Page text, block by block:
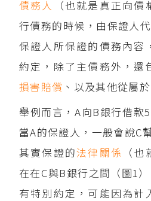
債務人
（也就是真正向
行債務的時候，由保證人
保證人所保證的債務內容
約定，除了主債務外，還
損害賠償 、以及其他從屬
舉例而言，A向B銀行借款
當A的保證人，一般會說C
其實保證的法律關係 （
在在C與B銀行之間（圖1
有特別約定，可能因為計